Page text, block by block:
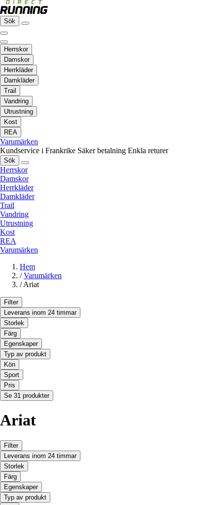
Sök
Herrskor
Damskor
Herrkläder
Damkläder
Trail
Vandring
Utrustning
Kost
REA
Varumärken
Kundservice i Frankrike Säker betalning Enkla returer
Sök
Herrskor
Damskor
Herrkläder
Damkläder
Trail
Vandring
Utrustning
Kost
REA
Varumärken
Hem
/ Varumärken
/ Ariat
Filter
Leverans inom 24 timmar
Storlek
Färg
Egenskaper
Typ av produkt
Kön
Sport
Pris
Se 31 produkter
Ariat
Filter
Leverans inom 24 timmar
Storlek
Färg
Egenskaper
Typ av produkt